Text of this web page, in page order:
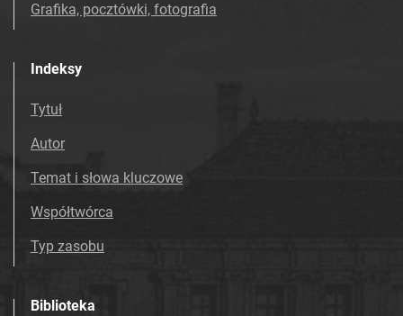
Grafika, pocztówki, fotografia
Indeksy
Tytuł
Autor
Temat i słowa kluczowe
Współtwórca
Typ zasobu
Biblioteka